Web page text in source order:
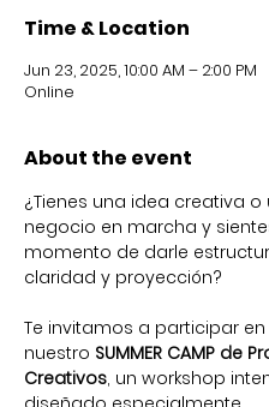
Time & Location
Jun 23, 2025, 10:00 AM – 2:00 PM
Online
About the event
¿Tienes una idea creativa o
negocio en marcha y
momento de darle
claridad y proyección?
Te invitamos a participar en
nuestro SUMMER CAMP de
Creativos, un workshop